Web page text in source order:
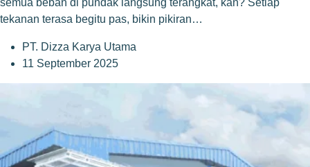
semua beban di pundak langsung terangkat, kan? Setiap
tekanan terasa begitu pas, bikin pikiran…
PT. Dizza Karya Utama
11 September 2025